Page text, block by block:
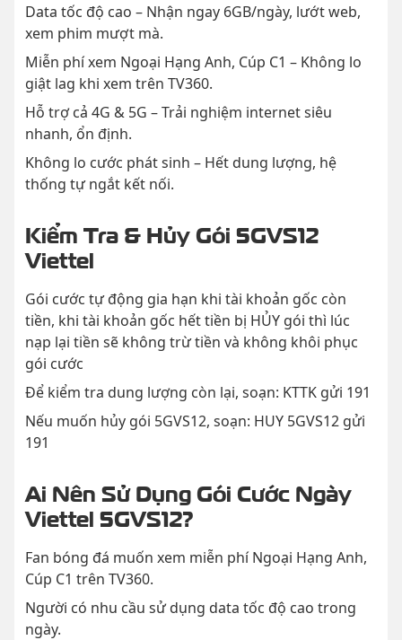
Data tốc độ cao – Nhận ngay 6GB/ngày, lướt web,
xem phim mượt mà.
Miễn phí xem Ngoại Hạng Anh, Cúp C1 – Không lo
giật lag khi xem trên TV360.
Hỗ trợ cả 4G & 5G – Trải nghiệm internet siêu
nhanh, ổn định.
Không lo cước phát sinh – Hết dung lượng, hệ
thống tự ngắt kết nối.
Kiểm Tra & Hủy Gói 5GVS12
Viettel
Gói cước tự động gia hạn khi tài khoản gốc còn
tiền, khi tài khoản gốc hết tiền bị HỦY gói thì lúc
nạp lại tiền sẽ không trừ tiền và không khôi phục
gói cước
Để kiểm tra dung lượng còn lại, soạn: KTTK gửi 191
Nếu muốn hủy gói 5GVS12, soạn: HUY 5GVS12 gửi
191
Ai Nên Sử Dụng Gói Cước Ngày
Viettel 5GVS12?
Fan bóng đá muốn xem miễn phí Ngoại Hạng Anh,
Cúp C1 trên TV360.
Người có nhu cầu sử dụng data tốc độ cao trong
ngày.